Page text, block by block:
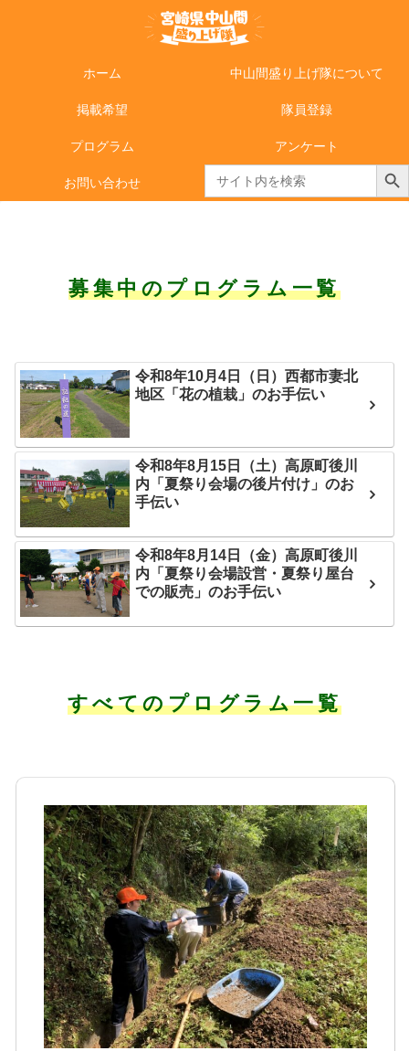
ホーム 中山間盛り上げ隊について
掲載希望 隊員登録
プログラム アンケート
お問い合わせ
Search
for:
Search Button
募集中のプログラム一覧
令和8年10月4日（日）西都市妻北
地区「花の植栽」のお手伝い
令和8年8月15日（土）高原町後川
内「夏祭り会場の後片付け」のお
手伝い
令和8年8月14日（金）高原町後川
内「夏祭り会場設営・夏祭り屋台
での販売」のお手伝い
すべてのプログラム一覧